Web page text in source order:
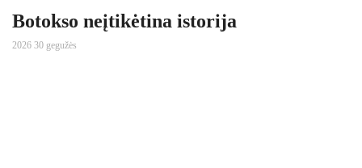
Botokso neįtikėtina istorija
2026 30 gegužės